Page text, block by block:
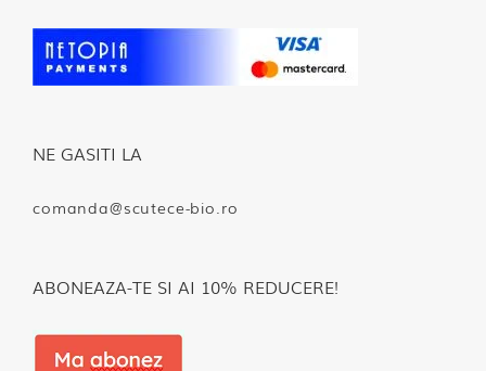
NE GASITI LA
comanda@scutece-bio.ro
ABONEAZA-TE SI AI 10% REDUCERE!